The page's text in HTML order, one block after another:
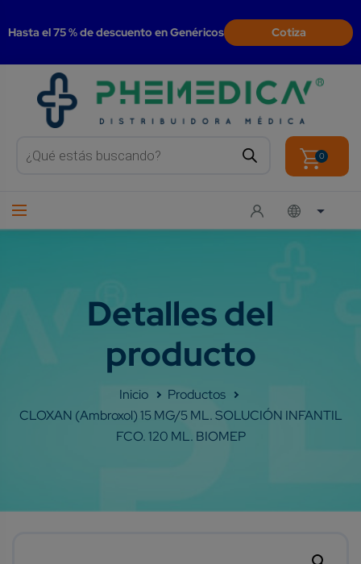
Hasta el 75 % de descuento en Genéricos Cotiza
search 0
Shop
CLOXAN (Ambroxol) 15 MG/5 ML. SOLUCIÓN INFANTIL
FCO. 120 ML. BIOMEP